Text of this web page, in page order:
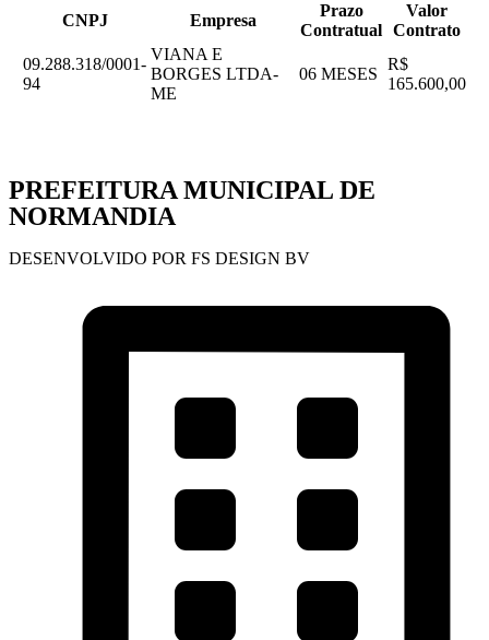
CNPJ Empresa
Prazo
Contratual
Valor
Contrato
09.288.318/0001-
94
VIANA E
BORGES LTDA-
ME
06 MESES
R$
165.600,00
PREFEITURA MUNICIPAL DE
NORMANDIA
DESENVOLVIDO POR FS DESIGN BV